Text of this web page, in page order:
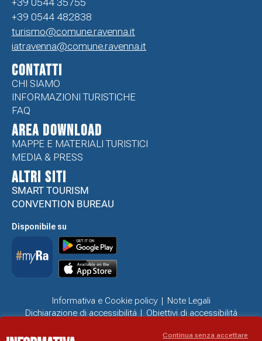
+39 0544 35755
+39 0544 482838
turismo@comune.ravenna.it
iatravenna@comune.ravenna.it
CONTATTI
CHI SIAMO
INFORMAZIONI TURISTICHE
FAQ
Area Download
MAPPE E MATERIALI TURISTICI
MEDIA & PRESS
ALTRI SITI
SMART TOURISM
CONVENTION BUREAU
Disponibile su
Informativa e Cookie policy
Note Legali
Dichiarazione di accessibilità
Obiettivi di accessibilità
Continua senza accettare